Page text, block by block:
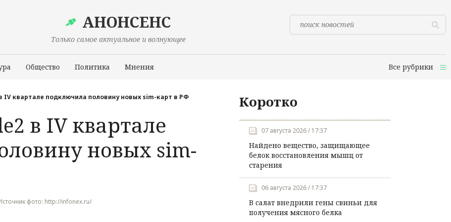
АНОНСЕНС
Только самое актуальное и волнующее
Общество Политика Мнения Все рубрики
Происшествия
IV квартале подключила половину новых sim-карт в РФ
в IV квартале
новых sim-
фото: http://infonex.ru/
Коротко
07 августа 2026 / 17:37
Найдено вещество, защищающее
белок восстановления мышц от
старения
06 августа 2026 / 17:37
В салат внедрили гены свиньи для
получения мясного белка